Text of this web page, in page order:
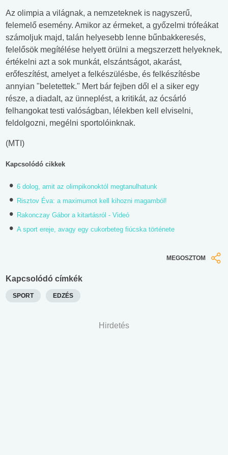
Az olimpia a világnak, a nemzeteknek is nagyszerű,
felemelő esemény. Amikor az érmeket, a győzelmi trófeákat
számoljuk majd, talán helyesebb lenne bűnbakkeresés,
felelősök megítélése helyett örülni a megszerzett helyeknek,
értékelni azt a sok munkát, elszántságot, akarást,
erőfeszítést, amelyet a felkészülésbe, és felkészítésbe
annyian "beletettek." Mert bár fejben dől el a siker egy
része, a diadalt, az ünneplést, a kritikát, az ócsárló
felhangokat testi valóságban, lélekben kell elviselni,
feldolgozni, megélni sportolóinknak.
(MTI)
Kapcsolódó cikkek
6 dolog, amit az olimpikonoktól megtanulhatunk
Risztov Éva: a maximumot kell kihozni magamból!
Rakonczay Gábor a kitartásról - Videó
A sport ereje, avagy egy cukorbeteg fiúcska története
MEGOSZTOM
Kapcsolódó címkék
SPORT EDZÉS
Hirdetés